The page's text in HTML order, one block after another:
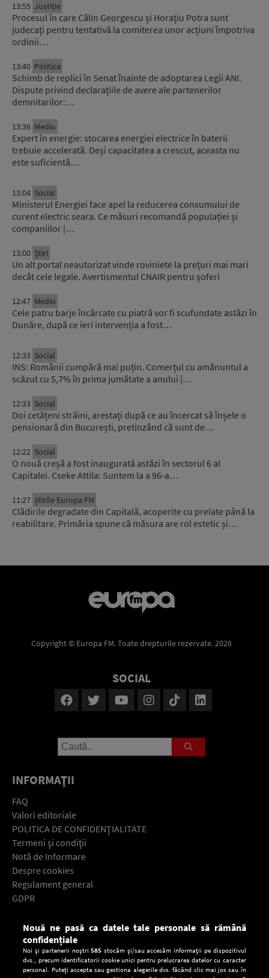
13:55 Justiție
Procesul în care Călin Georgescu și Horațiu Potra sunt
judecați pentru tentativă la comiterea unor acțiuni împotriva
ordinii…
13:40 Politica
Schimb de replici în Senat înainte de adoptarea Legii ANI.
Dispute privind declarațiile de avere ale partenerilor
demnitarilor:…
13:36 Mediu
Expert în energie: stocarea energiei electrice în baterii
trebuie accelerată. Deși capacitatea a crescut, aceasta nu
este suficientă…
13:04 Social
Ministerul Energiei face apel la reducerea consumului de
curent electric seara. Ce măsuri recomandă populației și
companiilor |…
13:00 Știri
Un alt portal neautorizat vinde roviniete la prețuri mai mari
decât cele legale. Avertismentul CNAIR pentru șoferi
12:47 Mediu
Cele patru barje încărcate cu piatră vor fi scufundate astăzi în
Dunăre, după ce ieri intervenția a fost…
12:33 Social
INS: Românii cumpără mai puțin. Comerțul cu amănuntul a
scăzut cu 5,7% în prima jumătate a anului |…
12:33 Social
Doi cetățeni străini, arestați după ce au încercat să înșele o
pensionară din București, pretinzând că sunt de…
12:22 Social
O nouă creșă a fost inaugurată astăzi în sectorul 6 al
Capitalei. Cseke Attila: Suntem la a 96-a…
11:27 Știrile Europa FM
Clădirile degradate din Capitală, acoperite cu prelate până la
reabilitare. Primăria spune că măsura are rol estetic și…
Copyright © Europa FM. Toate drepturile rezervate. 2026
SOCIAL
INFORMAŢII
FAQ
Valori editoriale
POLITICA DE CONFIDENŢIALITATE
Termeni şi condiţii
Notă de Informare
Despre cookies
Regulament general
GDPR
Descarcă gratuit aplicaţia Europa FM pentru smartphone:
Nouă ne pasă ca datele tale personale să rămână
confidențiale
Noi și partenerii noștri585 stocăm și/sau accesăm informații pe dispozitivul
dvs., precum identificatorii cookie unici pentru prelucrarea datelor cu caracter
personal. Puteți accepta sau gestiona alegerile dvs. făcând clic mai jos sau în